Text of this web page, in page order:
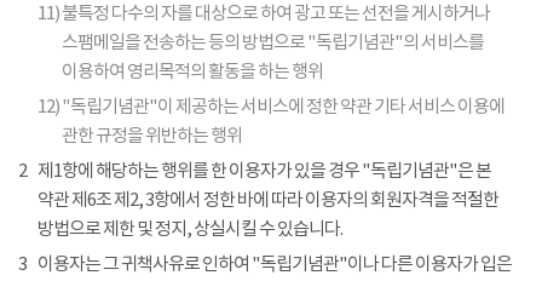
11)불특정 다수의 자를 대상으로 하여 광고 또는 선전을 게시하거나
스팸메일을 전송하는 등의 방법으로 "독립기념관"의 서비스를
이용하여 영리목적의 활동을 하는 행위
12)"독립기념관"이 제공하는 서비스에 정한 약관 기타 서비스 이용에
관한 규정을 위반하는 행위
2 제1항에 해당하는 행위를 한 이용자가 있을 경우 "독립기념관"은 본
약관 제6조 제2, 3항에서 정한 바에 따라 이용자의 회원자격을 적절한
방법으로 제한 및 정지, 상실시킬 수 있습니다.
3 이용자는 그 귀책사유로 인하여 "독립기념관"이나 다른 이용자가 입은